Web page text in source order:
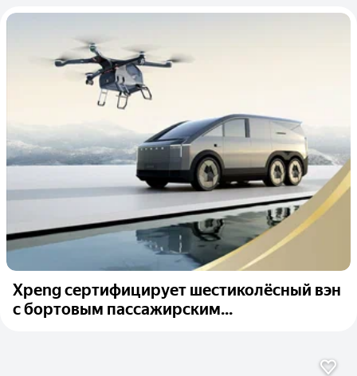
Xpeng сертифицирует шестиколёсный вэн
с бортовым пассажирским...